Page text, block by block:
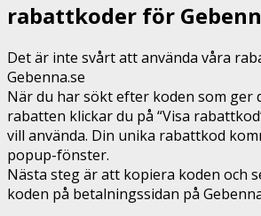
rabattkoder för
Det är inte svårt att använda våra
Gebenna.se
När du har sökt efter koden som ger
rabatten klickar du på “Visa
vill använda. Din unika rabattkod
popup-fönster.
Nästa steg är att kopiera koden och
koden på betalningssidan på